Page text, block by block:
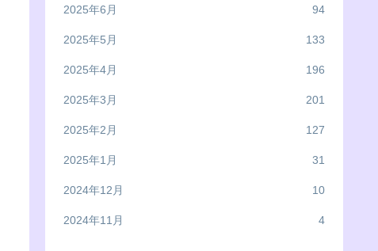
2025年6月 94
2025年5月 133
2025年4月 196
2025年3月 201
2025年2月 127
2025年1月 31
2024年12月 10
2024年11月 4